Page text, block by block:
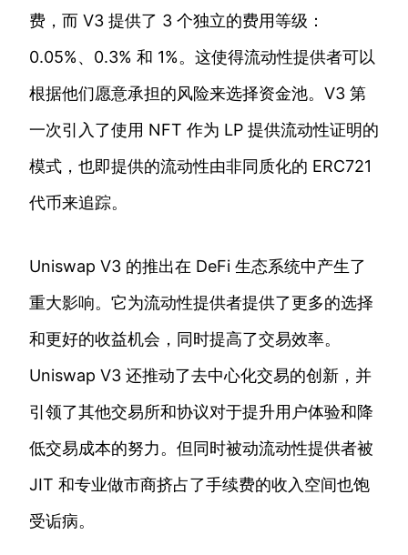
费，而 V3 提供了 3 个独立的费用等级：
0.05%、0.3% 和 1%。这使得流动性提供者可以
根据他们愿意承担的风险来选择资金池。V3 第
一次引入了使用 NFT 作为 LP 提供流动性证明的
模式，也即提供的流动性由非同质化的 ERC721
代币来追踪。
Uniswap V3 的推出在 DeFi 生态系统中产生了
重大影响。它为流动性提供者提供了更多的选择
和更好的收益机会，同时提高了交易效率。
Uniswap V3 还推动了去中心化交易的创新，并
引领了其他交易所和协议对于提升用户体验和降
低交易成本的努力。但同时被动流动性提供者被
JIT 和专业做市商挤占了手续费的收入空间也饱
受诟病。